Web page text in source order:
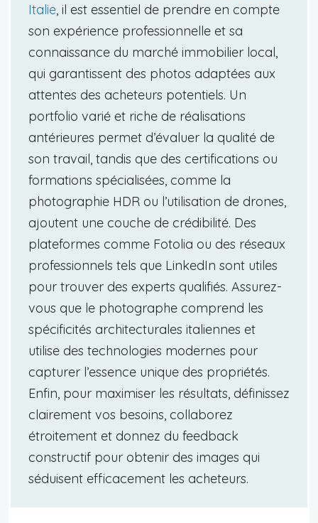
Italie, il est essentiel de prendre en compte
son expérience professionnelle et sa
connaissance du marché immobilier local,
qui garantissent des photos adaptées aux
attentes des acheteurs potentiels. Un
portfolio varié et riche de réalisations
antérieures permet d’évaluer la qualité de
son travail, tandis que des certifications ou
formations spécialisées, comme la
photographie HDR ou l’utilisation de drones,
ajoutent une couche de crédibilité. Des
plateformes comme Fotolia ou des réseaux
professionnels tels que LinkedIn sont utiles
pour trouver des experts qualifiés. Assurez-
vous que le photographe comprend les
spécificités architecturales italiennes et
utilise des technologies modernes pour
capturer l’essence unique des propriétés.
Enfin, pour maximiser les résultats, définissez
clairement vos besoins, collaborez
étroitement et donnez du feedback
constructif pour obtenir des images qui
séduisent efficacement les acheteurs.